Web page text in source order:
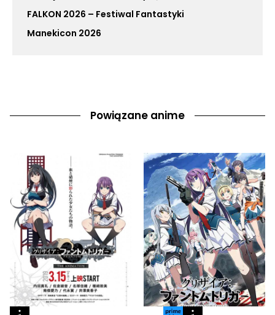
FALKON 2026 – Festiwal Fantastyki
Manekicon 2026
Powiązane anime